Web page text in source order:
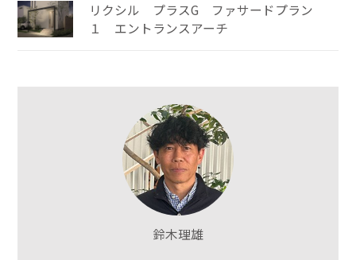
リクシル プラスG ファサードプラン
１ エントランスアーチ
鈴木理雄